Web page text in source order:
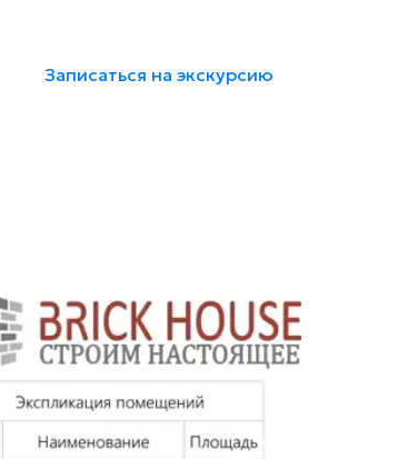
Записаться на экскурсию